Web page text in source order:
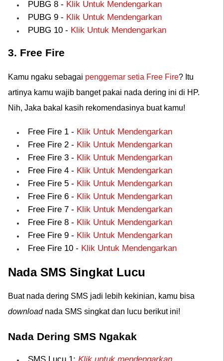
PUBG 8 - Klik Untuk Mendengarkan
PUBG 9 - Klik Untuk Mendengarkan
PUBG 10 - Klik Untuk Mendengarkan
3. Free Fire
Kamu ngaku sebagai penggemar setia Free Fire? Itu
artinya kamu wajib banget pakai nada dering ini di HP.
Nih, Jaka bakal kasih rekomendasinya buat kamu!
Free Fire 1 - Klik Untuk Mendengarkan
Free Fire 2 - Klik Untuk Mendengarkan
Free Fire 3 - Klik Untuk Mendengarkan
Free Fire 4 - Klik Untuk Mendengarkan
Free Fire 5 - Klik Untuk Mendengarkan
Free Fire 6 - Klik Untuk Mendengarkan
Free Fire 7 - Klik Untuk Mendengarkan
Free Fire 8 - Klik Untuk Mendengarkan
Free Fire 9 - Klik Untuk Mendengarkan
Free Fire 10 - Klik Untuk Mendengarkan
Nada SMS Singkat Lucu
Buat nada dering SMS jadi lebih kekinian, kamu bisa
downloadnada SMS singkat dan lucu berikut ini!
Nada Dering SMS Ngakak